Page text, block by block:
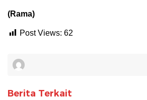
(Rama)
Post Views: 62
Berita Terkait